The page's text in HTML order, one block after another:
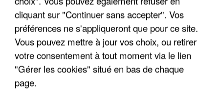
cliquant sur "Continuer sans accepter". Vos
préférences ne s'appliqueront que pour ce site.
Vous pouvez mettre à jour vos choix, ou retirer
votre consentement à tout moment via le lien
"Gérer les cookies" situé en bas de chaque
page.